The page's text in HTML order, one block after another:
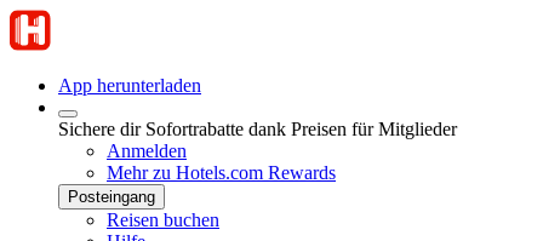
App herunterladen
Sichere dir Sofortrabatte dank Preisen für Mitglieder
Anmelden
Mehr zu Hotels.com Rewards
Posteingang
Reisen buchen